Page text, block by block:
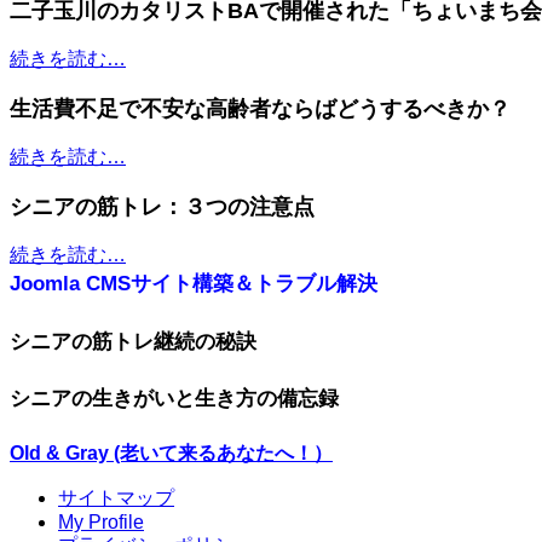
二子玉川のカタリストBAで開催された「ちょいまち会
続きを読む…
生活費不足で不安な高齢者ならばどうするべきか？
続きを読む…
シニアの筋トレ：３つの注意点
続きを読む…
Joomla CMSサイト構築＆トラブル解決
シニアの筋トレ継続の秘訣
シニアの生きがいと生き方の備忘録
Old & Gray (老いて来るあなたへ！）
サイトマップ
My Profile